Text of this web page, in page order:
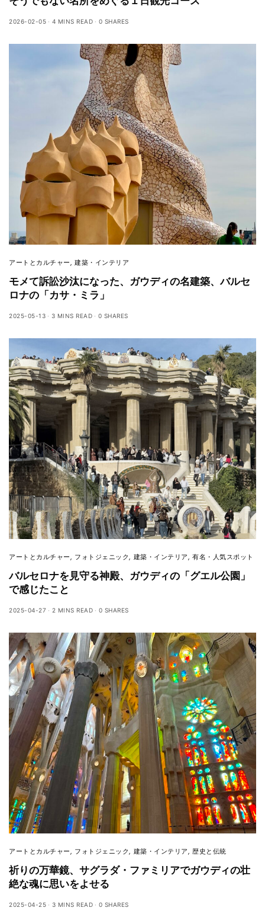
2026-02-05 4 MINS READ 0 SHARES
アートとカルチャー ,建築・インテリア
モメて訴訟沙汰になった、ガウディの名建築、バルセ
ロナの「カサ・ミラ」
2025-05-13 3 MINS READ 0 SHARES
アートとカルチャー フォトジェニック 建築・インテリア ,有名・人気スポット
バルセロナを見守る神殿、ガウディの「グエル公園」
で感じたこと
2025-04-27 2 MINS READ 0 SHARES
アートとカルチャー フォトジェニック 建築・インテリア 歴史と伝統
祈りの万華鏡、サグラダ・ファミリアでガウディの壮
絶な魂に思いをよせる
2025-04-25 3 MINS READ 0 SHARES